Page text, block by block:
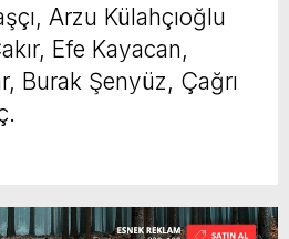
Arzu Külahçıoğlu
Efe Kayacan,
Burak Şenyüz, Çağrı